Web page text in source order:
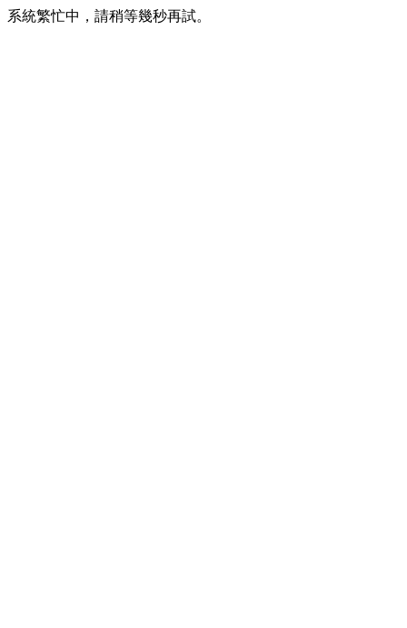
系統繁忙中，請稍等幾秒再試。